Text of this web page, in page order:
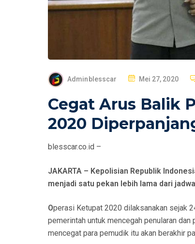
Adminblesscar
P
E
Mei 27, 2020
Cegat Arus Balik
2020
blesscar.co.id –
JAKARTA – Kepolisian Republik
menjadi satu pekan lebih lama dari
Operasi Ketupat 2020 dilaksanakan sejak
pemerintah untuk mencegah penularan
mencegat para pemudik itu akan berakhir